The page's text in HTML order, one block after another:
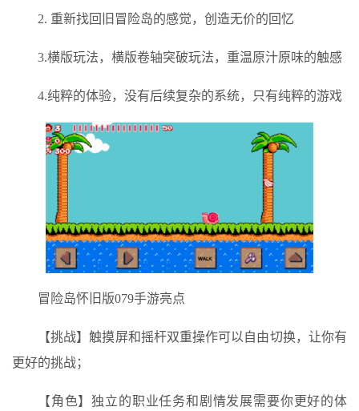
2. 重新找回旧冒险岛的感觉，创造无价的回忆
3.横版玩法，横版卷轴突破玩法，重温原汁原味的触感
4.纯粹的体验，没有后续复杂的系统，只有纯粹的游戏
冒险岛怀旧版079手游亮点
【挑战】触摸屏和摇杆双重操作可以自由切换，让你有
更好的挑战；
【角色】独立的职业任务和剧情发展需要你更好的体